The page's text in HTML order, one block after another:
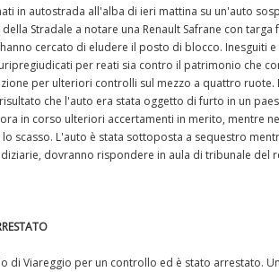
in autostrada all'alba di ieri mattina su un'auto
Stradale a notare una Renault Safrane con
cercato di eludere il posto di blocco. Inesguiti
per reati sia contro il patrimonio che
per ulteriori controlli sul mezzo a quattro
che l'auto era stata oggetto di furto in un
in corso ulteriori accertamenti in merito, mentre
scasso. L'auto è stata sottoposta a sequestro
dovranno rispondere in aula di tribunale del
di Viareggio per un controllo ed è stato arrestato.